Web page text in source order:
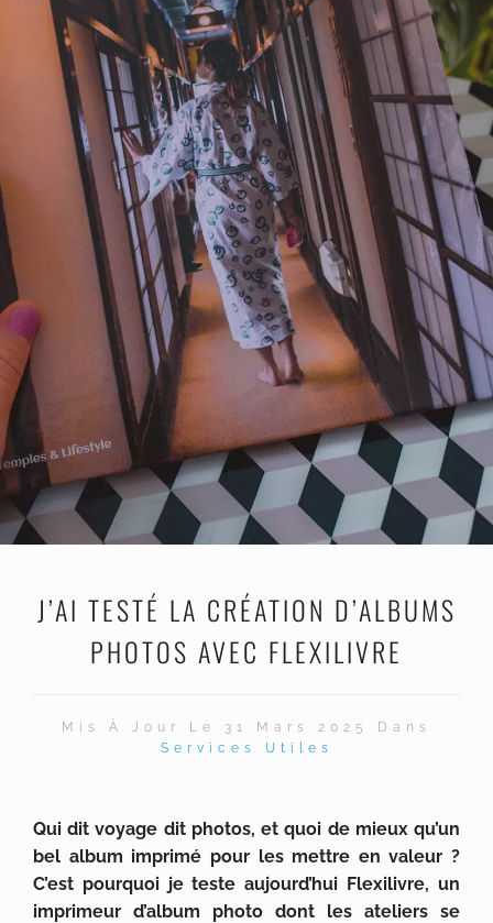
J’AI TESTÉ LA CRÉATION D’ALBUMS
PHOTOS AVEC FLEXILIVRE
Mis À Jour Le 31 Mars 2025 Dans
Services Utiles
Qui dit voyage dit photos, et quoi de mieux qu’un
bel album imprimé pour les mettre en valeur ?
C’est pourquoi je teste aujourd’hui Flexilivre, un
imprimeur d’album photo dont les ateliers se